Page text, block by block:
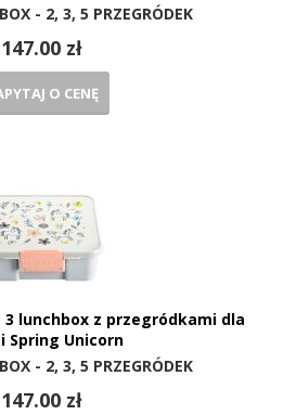
- 2, 3, 5 PRZEGRÓDEK
147.00 zł
O CENĘ
lunchbox z przegródkami dla
Spring Unicorn
- 2, 3, 5 PRZEGRÓDEK
147.00 zł